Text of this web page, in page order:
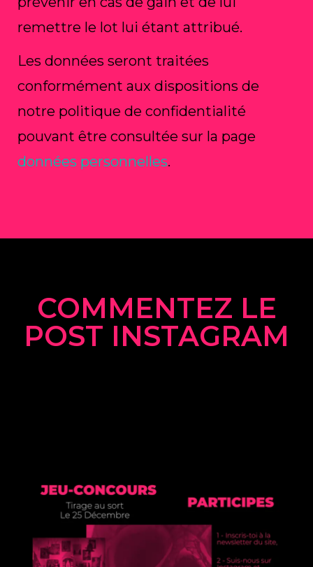
remettre le lot lui étant attribué.
Les données seront traitées
conformément aux dispositions de
notre politique de confidentialité
pouvant être consultée sur la page
données personnelles.
COMMENTEZ LE
POST INSTAGRAM